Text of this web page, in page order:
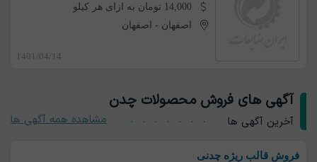
14,000 تومان به ازای هر کیلو
اصفهان - اصفهان
1401/04/14
آگهی های فروش محصولات چدن
آخرین آگهی ها مشاهده همه آگهی ها
فروش قالب ریژه چدنی